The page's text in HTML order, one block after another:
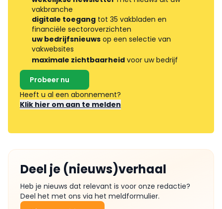
vakbranche
digitale toegang tot 35 vakbladen en
financiële sectoroverzichten
uw bedrijfsnieuws op een selectie van
vakwebsites
maximale zichtbaarheid voor uw bedrijf
Probeer nu
Heeft u al een abonnement?
Klik hier om aan te melden
Deel je (nieuws)verhaal
Heb je nieuws dat relevant is voor onze redactie?
Deel het met ons via het meldformulier.